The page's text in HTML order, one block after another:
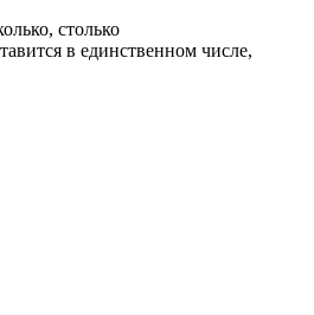
столько
в единственном числе,